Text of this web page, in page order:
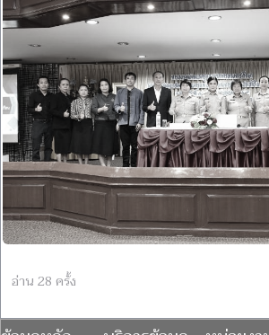
อ่าน 28 ครั้ง